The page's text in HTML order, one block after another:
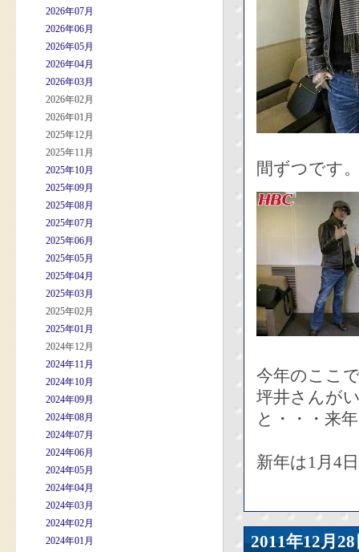
2026年07月
2026年06月
2026年05月
2026年04月
2026年03月
2026年02月
2026年01月
2025年12月
2025年11月
2025年10月
2025年09月
2025年08月
2025年07月
2025年06月
2025年05月
2025年04月
2025年03月
2025年02月
2025年01月
2024年12月
2024年11月
2024年10月
2024年09月
2024年08月
2024年07月
2024年06月
2024年05月
2024年04月
2024年03月
2024年02月
2024年01月
間ずつです
今年のここ
坪井さんが
と・・・来
新年は1月4
2011年12